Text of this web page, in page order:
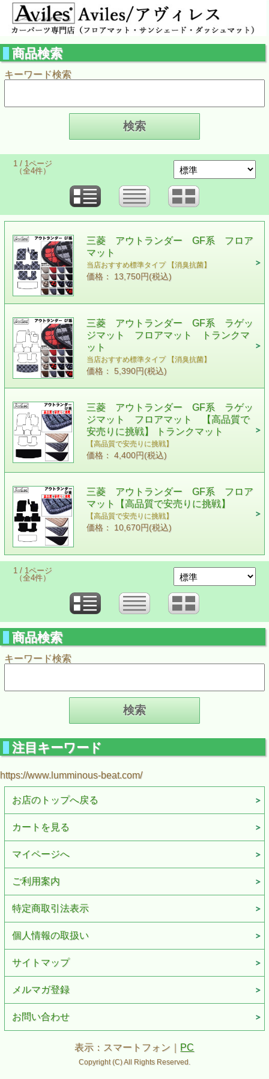
商品検索
キーワード検索
1 / 1ページ
（全4件）
三菱 アウトランダー GF系 フロア
マット
当店おすすめ標準タイプ 【消臭抗菌】
価格： 13,750円(税込)
三菱 アウトランダー GF系 ラゲッ
ジマット フロアマット トランクマ
ット
当店おすすめ標準タイプ 【消臭抗菌】
価格： 5,390円(税込)
三菱 アウトランダー GF系 ラゲッ
ジマット フロアマット 【高品質で
安売りに挑戦】 トランクマット
【高品質で安売りに挑戦】
価格： 4,400円(税込)
三菱 アウトランダー GF系 フロア
マット【高品質で安売りに挑戦】
【高品質で安売りに挑戦】
価格： 10,670円(税込)
1 / 1ページ
（全4件）
商品検索
キーワード検索
注目キーワード
https://www.lumminous-beat.com/
お店のトップへ戻る
カートを見る
マイページへ
ご利用案内
特定商取引法表示
個人情報の取扱い
サイトマップ
メルマガ登録
お問い合わせ
表示：スマートフォン｜ PC
Copyright (C) All Rights Reserved.